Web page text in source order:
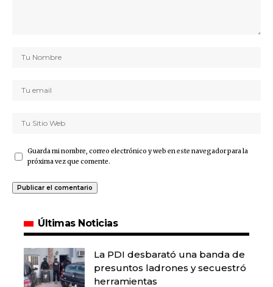
Guarda mi nombre, correo electrónico y web en este navegador para la
próxima vez que comente.
Últimas Noticias
La PDI desbarató una banda de
presuntos ladrones y secuestró
herramientas